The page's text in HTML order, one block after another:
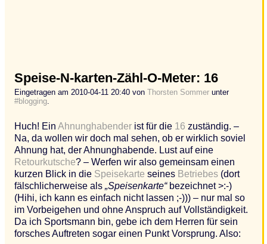
Speise-N-karten-Zähl-O-Meter: 16
Eingetragen am 2010-04-11 20:40 von Thorsten Sommer unter
#blogging
Huch! Ein Ahnunghabender ist für die 16 zuständig. –
Na, da wollen wir doch mal sehen, ob er wirklich soviel
Ahnung hat, der Ahnunghabende. Lust auf eine
Retourkutsche? – Werfen wir also gemeinsam einen
kurzen Blick in die Speisekarte seines Betriebes (dort
fälschlicherweise als „Speisenkarte“bezeichnet >:-)
(Hihi, ich kann es einfach nicht lassen ;-))) – nur mal so
im Vorbeigehen und ohne Anspruch auf Vollständigkeit.
Da ich Sportsmann bin, gebe ich dem Herren für sein
forsches Auftreten sogar einen Punkt Vorsprung. Also: